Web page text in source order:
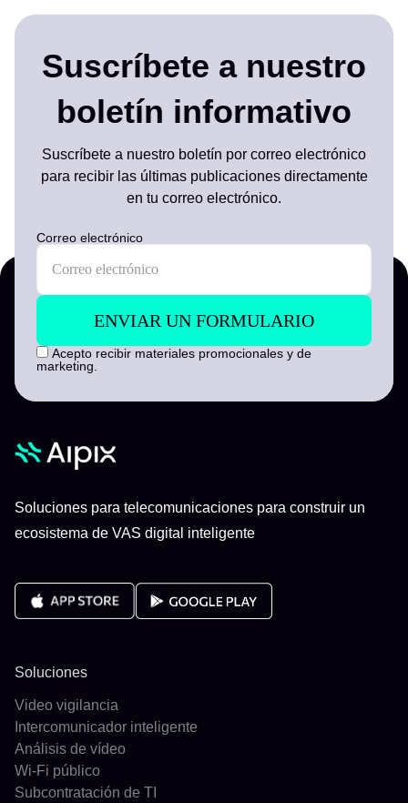
Suscríbete a nuestro
boletín informativo
Suscríbete a nuestro boletín por correo electrónico
para recibir las últimas publicaciones directamente
en tu correo electrónico.
Correo electrónico
Acepto recibir materiales promocionales y de
marketing.
Soluciones para telecomunicaciones para construir un
ecosistema de VAS digital inteligente
Soluciones
Video vigilancia
Intercomunicador inteligente
Análisis de vídeo
Wi-Fi público
Subcontratación de TI